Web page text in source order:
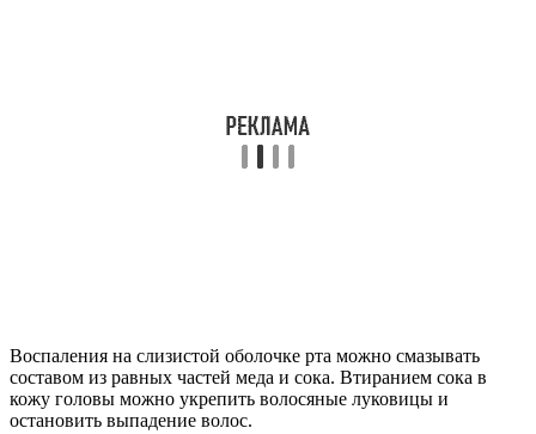
Воспаления на слизистой оболочке рта можно смазывать
составом из равных частей меда и сока. Втиранием сока в
кожу головы можно укрепить волосяные луковицы и
остановить выпадение волос.